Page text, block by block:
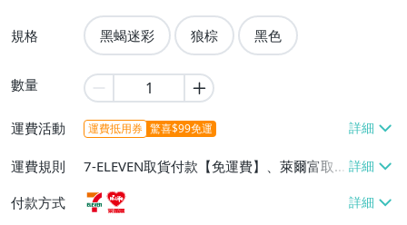
規格 黑蝎迷彩 狼棕 黑色
數量
運費活動 運費抵用券 驚喜$99免運
運費規則
7-ELEVEN取貨付款【免運費】、萊爾富取
貨付款【免運費】
付款方式